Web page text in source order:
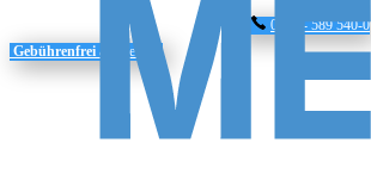
0800 - 589 540-0
Gebührenfrei anrufen